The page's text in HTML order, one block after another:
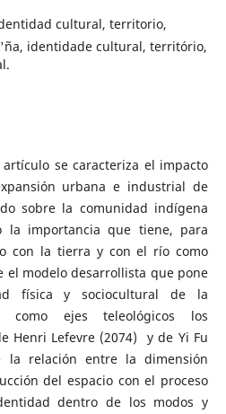
cultural, territorio,
identidade cultural, território,
se caracteriza el impacto
urbana e industrial de
sobre la comunidad indígena
la importancia que tiene, para
con la tierra y con el río como
el modelo desarrollista que pone
física y sociocultural de la
como ejes teleológicos los
Henri Lefevre (2074) y de Yi Fu
la relación entre la dimensión
del espacio con el proceso
dentro de los modos y